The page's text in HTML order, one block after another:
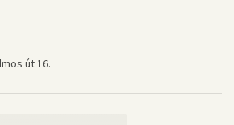
út 16.